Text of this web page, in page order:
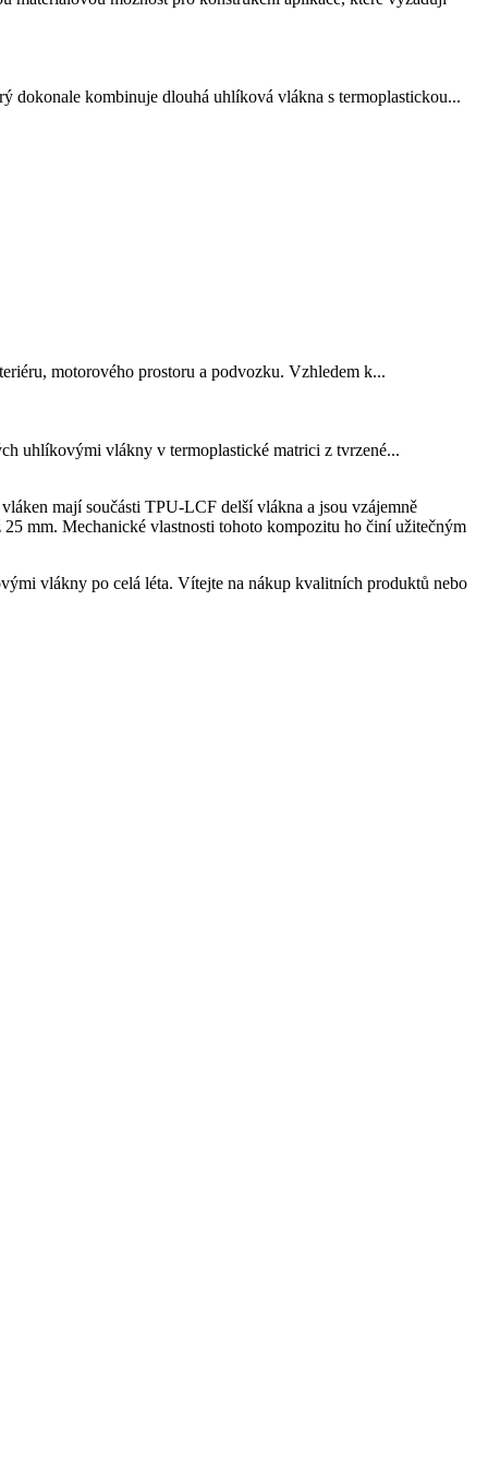
dokonale kombinuje dlouhá uhlíková vlákna s termoplastickou...
motorového prostoru a podvozku. Vzhledem k...
uhlíkovými vlákny v termoplastické matrici z tvrzené...
mají součásti TPU-LCF delší vlákna a jsou vzájemně
25 mm. Mechanické vlastnosti tohoto kompozitu ho činí užitečným
vlákny po celá léta. Vítejte na nákup kvalitních produktů nebo